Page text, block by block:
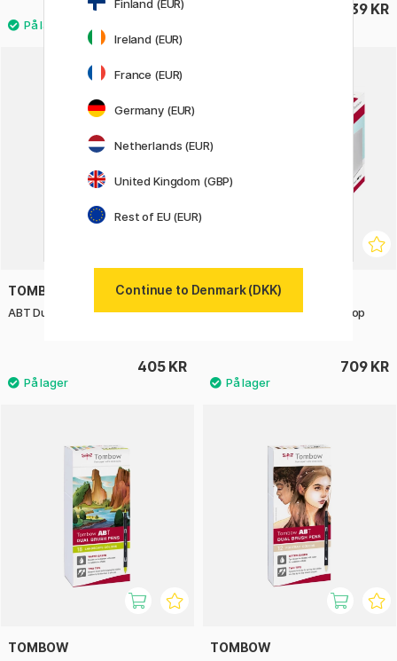
205 KR 39 KR
TOMBOW
ABT Dual Brush pen 12-set Grey
405 KR
TOMBOW
ABT Dual Brush Pen Desktop
709 KR
TOMBOW TOMBOW
Finland (EUR)
Ireland (EUR)
France (EUR)
Germany (EUR)
Netherlands (EUR)
United Kingdom (GBP)
Rest of EU (EUR)
Continue to Denmark (DKK)